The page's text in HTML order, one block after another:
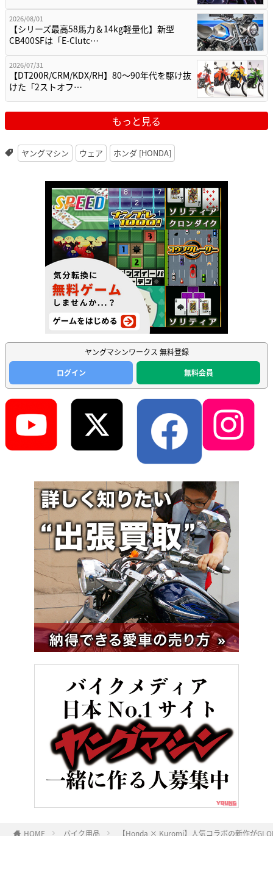
2026/08/01
【シリーズ最高58馬力＆14kg軽量化】新型
CB400SFは「E-Clutc…
2026/07/31
【DT200R/CRM/KDX/RH】80〜90年代を駆け抜
けた「2ストオフ…
もっと見る
ヤングマシン ウェア ホンダ [HONDA]
ヤングマシンワークス 無料登録
ログイン
無料会員
HOME バイク用品 【Honda × Kuromi】人気コラボの新作が